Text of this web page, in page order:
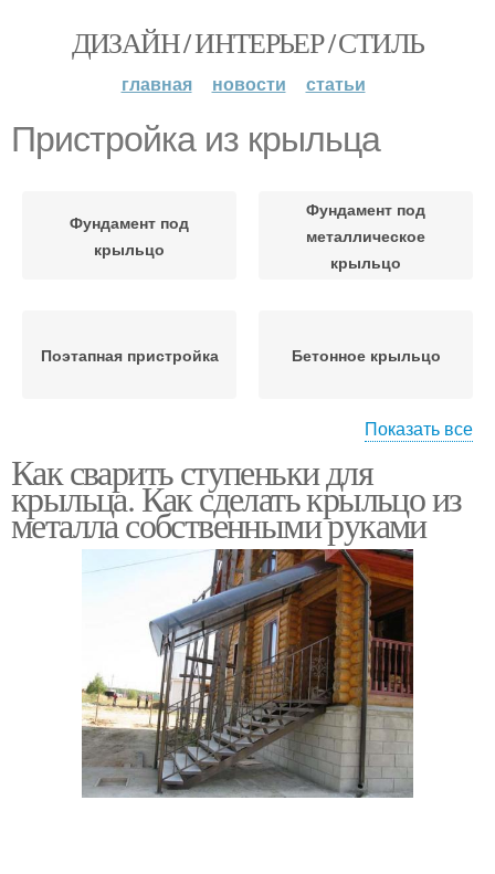
ДИЗАЙН / ИНТЕРЬЕР / СТИЛЬ
главная новости статьи
Пристройка из крыльца
Фундамент под
крыльцо
Фундамент под
металлическое
крыльцо
Поэтапная пристройка Бетонное крыльцо
крыльца
Показать все
Как сварить ступеньки для
крыльца. Как сделать крыльцо из
металла собственными руками